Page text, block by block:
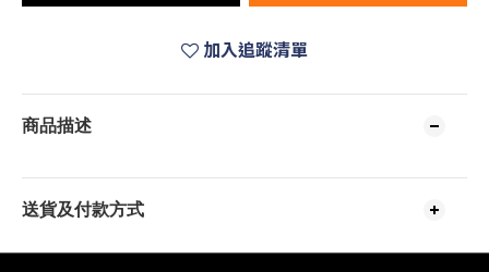
加入追蹤清單
商品描述
送貨及付款方式